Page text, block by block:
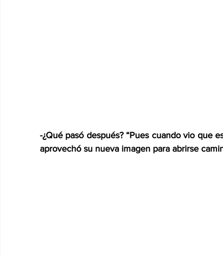
-¿Qué pasó después? “Pues cuando vio que
aprovechó su nueva imagen para abrirse